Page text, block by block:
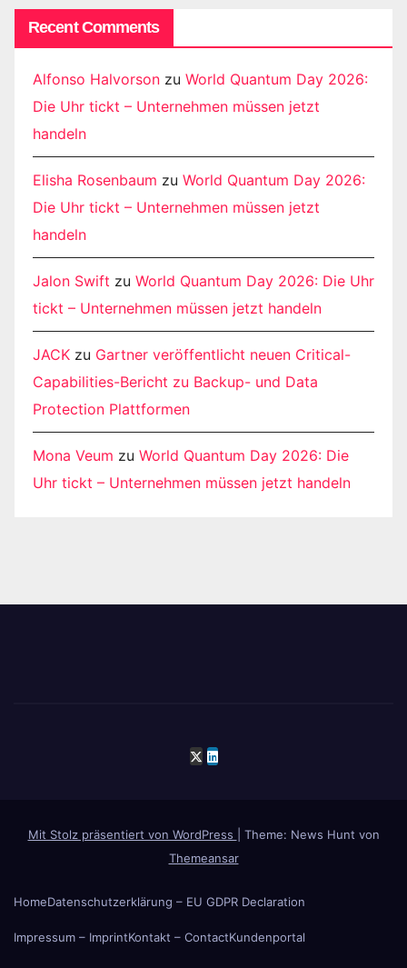
Recent Comments
Alfonso Halvorson zu World Quantum Day 2026:
Die Uhr tickt – Unternehmen müssen jetzt
handeln
Elisha Rosenbaum zu World Quantum Day 2026:
Die Uhr tickt – Unternehmen müssen jetzt
handeln
Jalon Swift zu World Quantum Day 2026: Die Uhr
tickt – Unternehmen müssen jetzt handeln
JACK zu Gartner veröffentlicht neuen Critical-
Capabilities-Bericht zu Backup- und Data
Protection Plattformen
Mona Veum zu World Quantum Day 2026: Die
Uhr tickt – Unternehmen müssen jetzt handeln
Mit Stolz präsentiert von WordPress
Theme: News Hunt von
Themeansar
HomeDatenschutzerklärung – EU GDPR Declaration
Impressum – ImprintKontakt – ContactKundenportal